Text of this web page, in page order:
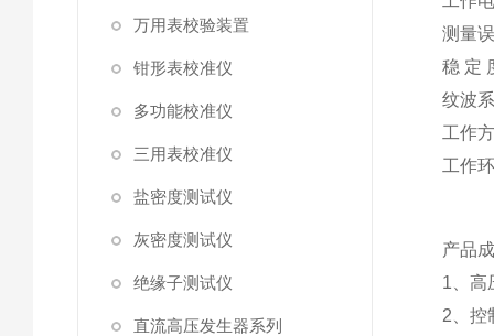
万用表校验装置
钳形表校准仪
多功能校准仪
三用表校准仪
盐密度测试仪
灰密度测试仪
绝缘子测试仪
直流高压发生器系列
测量
稳 定
纹波
工作
工作
产品
1、高
2、控